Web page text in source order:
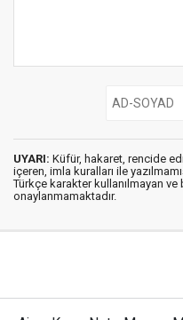
UYARI: Küfür, hakaret, rencide
içeren, imla kuralları ile
Türkçe karakter kullanılmayan
onaylanmamaktadır.